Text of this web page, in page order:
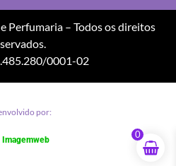
Perfumaria – Todos os direitos
0001-02
por:
Imagemweb 0